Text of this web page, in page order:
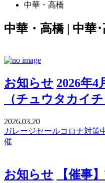
中華・高橋
中華・高橋 | 中華
お知らせ 2026年4
（チュウタカイ
2026.03.20
ガレージセールコロナ対策
催
お知らせ
【催事